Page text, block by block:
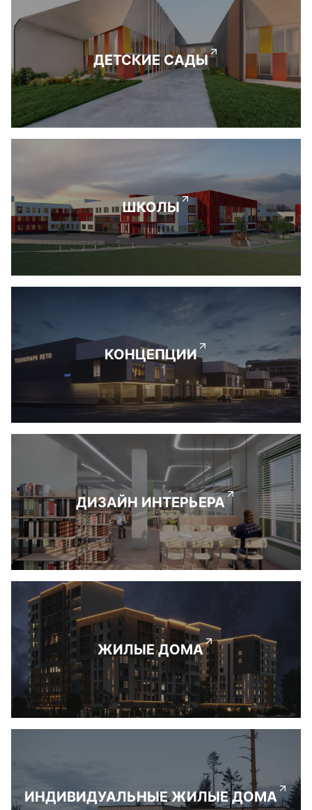
ДЕТСКИЕ САДЫ
ШКОЛЫ
КОНЦЕПЦИИ
ДИЗАЙН ИНТЕРЬЕРА
ЖИЛЫЕ ДОМА
ИНДИВИДУАЛЬНЫЕ ЖИЛЫЕ ДОМА